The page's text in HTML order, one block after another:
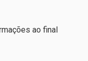
ao final